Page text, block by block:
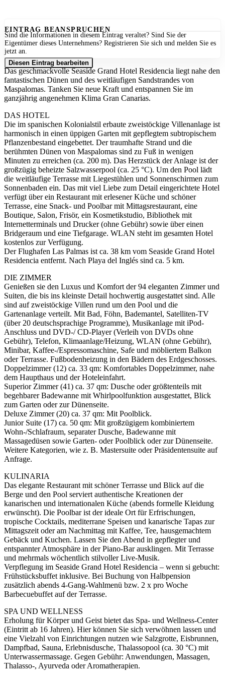
EINTRAG BEANSPRUCHEN
Sind die Informationen in diesem Eintrag veraltet? Sind Sie der
Eigentümer dieses Unternehmens? Registrieren Sie sich und melden Sie es
jetzt an.
Diesen Eintrag bearbeiten
Das geschmackvolle Seaside Grand Hotel Residencia liegt nahe den
fantastischen Dünen und des weitläufigen Sandstrandes von
Maspalomas. Tanken Sie neue Kraft und entspannen Sie im
ganzjährig angenehmen Klima Gran Canarias.
DAS HOTEL
Die im spanischen Kolonialstil erbaute zweistöckige Villenanlage ist
harmonisch in einen üppigen Garten mit gepflegtem subtropischem
Pflanzenbestand eingebettet. Der traumhafte Strand und die
berühmten Dünen von Maspalomas sind zu Fuß in wenigen
Minuten zu erreichen (ca. 200 m). Das Herzstück der Anlage ist der
großzügig beheizte Salzwasserpool (ca. 25 °C). Um den Pool lädt
die weitläufige Terrasse mit Liegestühlen und Sonnenschirmen zum
Sonnenbaden ein. Das mit viel Liebe zum Detail eingerichtete Hotel
verfügt über ein Restaurant mit erlesener Küche und schöner
Terrasse, eine Snack- und Poolbar mit Mittagsrestaurant, eine
Boutique, Salon, Frisör, ein Kosmetikstudio, Bibliothek mit
Internetterminals und Drucker (ohne Gebühr) sowie über einen
Bridgeraum und eine Tiefgarage. WLAN steht im gesamten Hotel
kostenlos zur Verfügung.
Der Flughafen Las Palmas ist ca. 38 km vom Seaside Grand Hotel
Residencia entfernt. Nach Playa del Inglés sind ca. 5 km.
DIE ZIMMER
Genießen sie den Luxus und Komfort der 94 eleganten Zimmer und
Suiten, die bis ins kleinste Detail hochwertig ausgestattet sind. Alle
sind auf zweistöckige Villen rund um den Pool und die
Gartenanlage verteilt. Mit Bad, Föhn, Bademantel, Satelliten-TV
(über 20 deutschsprachige Programme), Musikanlage mit iPod-
Anschluss und DVD-/ CD-Player (Verleih von DVDs ohne
Gebühr), Telefon, Klimaanlage/Heizung, WLAN (ohne Gebühr),
Minibar, Kaffee-/Espressomaschine, Safe und möbliertem Balkon
oder Terrasse. Fußbodenheizung in den Bädern des Erdgeschosses.
Doppelzimmer (12) ca. 33 qm: Komfortables Doppelzimmer, nahe
dem Haupthaus und der Hoteleinfahrt.
Superior Zimmer (41) ca. 37 qm: Dusche oder größtenteils mit
begehbarer Badewanne mit Whirlpoolfunktion ausgestattet, Blick
zum Garten oder zur Dünenseite.
Deluxe Zimmer (20) ca. 37 qm: Mit Poolblick.
Junior Suite (17) ca. 50 qm: Mit großzügigem kombiniertem
Wohn-/Schlafraum, separater Dusche, Badewanne mit
Massagedüsen sowie Garten- oder Poolblick oder zur Dünenseite.
Weitere Kategorien, wie z. B. Mastersuite oder Präsidentensuite auf
Anfrage.
KULINARIA
Das elegante Restaurant mit schöner Terrasse und Blick auf die
Berge und den Pool serviert authentische Kreationen der
kanarischen und internationalen Küche (abends formelle Kleidung
erwünscht). Die Poolbar ist der ideale Ort für Erfrischungen,
tropische Cocktails, mediterrane Speisen und kanarische Tapas zur
Mittagszeit oder am Nachmittag mit Kaffee, Tee, hausgemachtem
Gebäck und Kuchen. Lassen Sie den Abend in gepflegter und
entspannter Atmosphäre in der Piano-Bar ausklingen. Mit Terrasse
und mehrmals wöchentlich stilvoller Live-Musik.
Verpflegung im Seaside Grand Hotel Residencia – wenn si gebucht:
Frühstücksbuffet inklusive. Bei Buchung von Halbpension
zusätzlich abends 4-Gang-Wahlmenü bzw. 2 x pro Woche
Barbecuebuffet auf der Terrasse.
SPA UND WELLNESS
Erholung für Körper und Geist bietet das Spa- und Wellness-Center
(Eintritt ab 16 Jahren). Hier können Sie sich verwöhnen lassen und
eine Vielzahl von Einrichtungen nutzen wie Salzgrotte, Eisbrunnen,
Dampfbad, Sauna, Erlebnisdusche, Thalassopool (ca. 30 °C) mit
Unterwassermassage. Gegen Gebühr: Anwendungen, Massagen,
Thalasso-, Ayurveda oder Aromatherapien.